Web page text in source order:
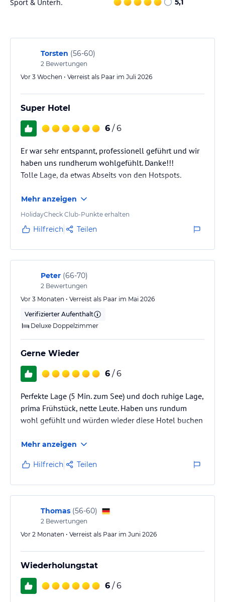
jeweiligen Veranstalters.
Sport & Unterh. 5,1
Torsten (56-60)
2 Bewertungen
Vor 3 Wochen • Verreist als Paar im Juli 2026
Super Hotel
6 / 6
Er war sehr entspannt, professionell geführt und wir
haben uns rundherum wohlgefühlt. Danke!!!
Tolle Lage, da etwas Abseits von den Hotspots.
Mehr anzeigen
HolidayCheck Club-Punkte erhalten
Hilfreich Teilen
Peter (66-70)
2 Bewertungen
Vor 3 Monaten • Verreist als Paar im Mai 2026
Verifizierter Aufenthalt
Deluxe Doppelzimmer
Gerne Wieder
6 / 6
Perfekte Lage (5 Min. zum See) und doch ruhige Lage,
prima Frühstück, nette Leute. Haben uns rundum
wohl gefühlt und würden wieder diese Hotel buchen
Mehr anzeigen
Hilfreich Teilen
Thomas (56-60)
2 Bewertungen
Vor 2 Monaten • Verreist als Paar im Juni 2026
Wiederholungstat
6 / 6